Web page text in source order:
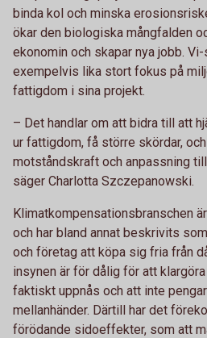
binda kol och minska
ökar den biologiska mångfalden
ekonomin och skapar nya jobb.
exempelvis lika stort fokus på
fattigdom i sina projekt.
– Det handlar om att bidra till att
ur fattigdom, få större skördar,
motståndskraft och anpassning
säger Charlotta Szczepanowski.
Klimatkompensationsbranschen
och har bland annat beskrivits
och företag att köpa sig fria från
insynen är för dålig för att
faktiskt uppnås och att inte
mellanhänder. Därtill har det
förödande sidoeffekter, som att